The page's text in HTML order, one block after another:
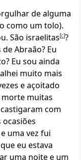
de alguma
como um tolo).
São israelitas[c]?
Abraão? Eu
Eu sou ainda
muito mais
e açoitado
muitas
com
ocasiões
uma vez fui
eu estava
uma noite e um